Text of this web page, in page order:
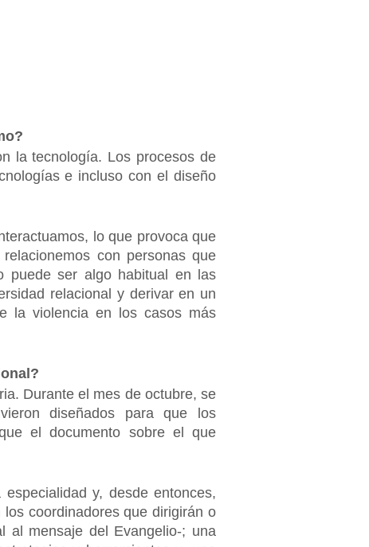
la tecnología. Los procesos de
e incluso con el diseño
lo que provoca que
con personas que
puede ser algo habitual en las
relacional y derivar en un
la violencia en los casos más
Durante el mes de octubre, se
diseñados para que los
el documento sobre el que
y, desde entonces,
coordinadores que dirigirán o
al mensaje del Evangelio-; una